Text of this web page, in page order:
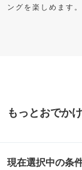
ングを楽しめます。
もっとおでか
現在選択中の条